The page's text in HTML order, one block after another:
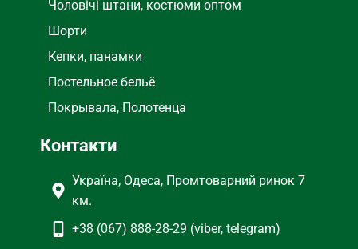
Чоловічі штани, костюми оптом
Шорти
Кепки, панамки
Постельное бельё
Покрывала, Полотенца
Контакти
Україна, Одеса, Промтоварний ринок 7
км.
+38 (067) 888-28-29 (viber, telegram)